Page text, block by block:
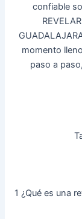
confiable
momento
paso a
1 ¿Qué es una